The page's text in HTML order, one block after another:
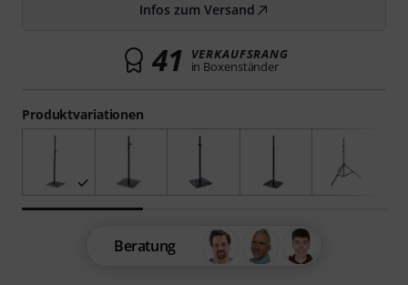
Produktvariationen
Infos zum Versand
41 VERKAUFSRANG
in Boxenständer
Beratung